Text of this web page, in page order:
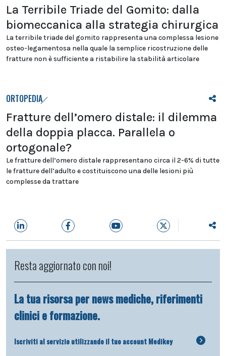
La Terribile Triade del Gomito: dalla
biomeccanica alla strategia chirurgica
La terribile triade del gomito rappresenta una complessa lesione
osteo-legamentosa nella quale la semplice ricostruzione delle
fratture non è sufficiente a ristabilire la stabilità articolare
ORTOPEDIA
Fratture dell’omero distale: il dilemma
della doppia placca. Parallela o
ortogonale?
Le fratture dell’omero distale rappresentano circa il 2-6% di tutte
le fratture dell’adulto e costituiscono una delle lesioni più
complesse da trattare
Resta aggiornato con noi!
La tua risorsa per news mediche, riferimenti
clinici e formazione.
Iscriviti al servizio utilizzando il tuo account Medikey